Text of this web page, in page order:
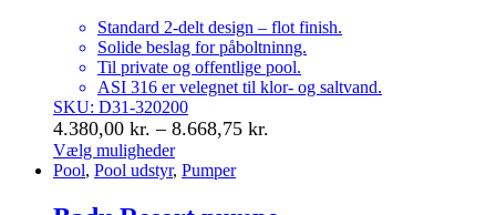
Standard 2-delt design – flot finish.
Solide beslag for påboltninng.
Til private og offentlige pool.
ASI 316 er velegnet til klor- og saltvand.
SKU: D31-320200
4.380,00 kr. – 8.668,75 kr.
Vælg muligheder
Dette
har
Pool, Pool udstyr, Pumper